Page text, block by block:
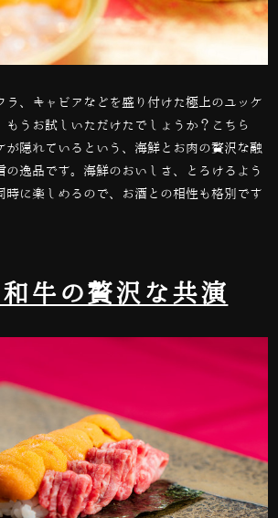
ラ、キャビアなどを盛り付けた極上のユッケ
もうお試しいただけたでしょうか？こちら
が隠れているという、海鮮とお肉の贅沢な融
の逸品です。海鮮のおいしさ、とろけるよう
時に楽しめるので、お酒との相性も格別です
牛の贅沢な共演